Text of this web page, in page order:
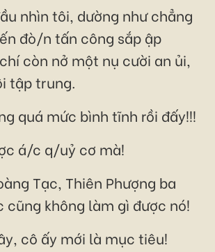
nhìn tôi, dường như chẳng
đò/n tấn công sắp ập
còn nở một nụ cười an ủi,
tập trung.
quá mức bình tĩnh rồi đấy!!!
á/c q/uỷ cơ mà!
Tạc, Thiên Phượng ba
cũng không làm gì được nó!
cô ấy mới là mục tiêu!